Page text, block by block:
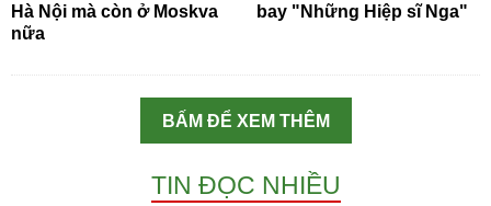
Hà Nội mà còn ở Moskva
nữa
bay "Những Hiệp sĩ Nga"
BẤM ĐỂ XEM THÊM
TIN ĐỌC NHIỀU